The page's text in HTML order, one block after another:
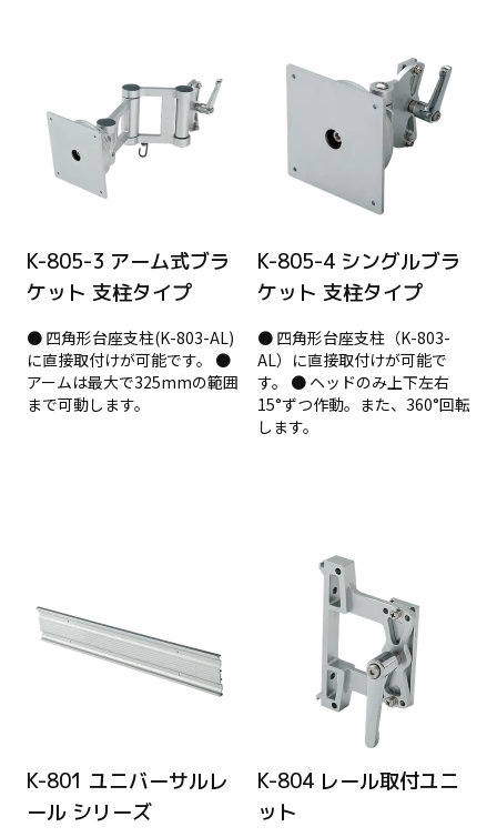
K-805-3 アーム式ブラ
ケット 支柱タイプ
● 四角形台座支柱(K-803-AL)
に直接取付けが可能です。 ●
アームは最大で325mmの範囲
まで可動します。
K-805-4 シングルブラ
ケット 支柱タイプ
● 四角形台座支柱（K-803-
AL）に直接取付けが可能で
す。 ● ヘッドのみ上下左右
15°ずつ作動。また、360°回転
します。
K-801 ユニバーサルレ
ール シリーズ
K-804 レール取付ユニ
ット